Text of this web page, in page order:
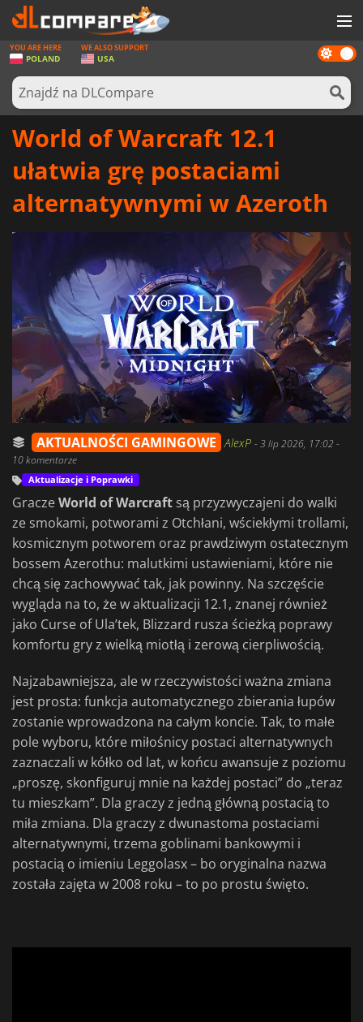
GRY
KARTY DO GIER
OPROGRAMOWANIE
SPRZĘT KOMPUTEROWY
Dark
mode
YOU ARE HERE
POLAND
WE ALSO SUPPORT
USA
World of Warcraft 12.1
ułatwia grę postaciami
alternatywnymi w Azeroth
AKTUALNOŚCI GAMINGOWE AlexP -3 lip 2026, 17:02 -
10 komentarze
Aktualizacje i Poprawki
GraczeWorld of Warcraft są przyzwyczajeni do walki
ze smokami, potworami z Otchłani, wściekłymi trollami,
kosmicznym potworem oraz prawdziwym ostatecznym
bossem Azerothu: malutkimi ustawieniami, które nie
chcą się zachowywać tak, jak powinny. Na szczęście
wygląda na to, że w aktualizacji 12.1, znanej również
jako Curse of Ula’tek, Blizzard rusza ścieżką poprawy
komfortu gry z wielką miotłą i zerową cierpliwością.
Najzabawniejsza, ale w rzeczywistości ważna zmiana
jest prosta: funkcja automatycznego zbierania łupów
zostanie wprowadzona na całym koncie. Tak, to małe
pole wyboru, które miłośnicy postaci alternatywnych
zaznaczali w kółko od lat, w końcu awansuje z poziomu
„proszę, skonfiguruj mnie na każdej postaci” do „teraz
tu mieszkam”. Dla graczy z jedną główną postacią to
miła zmiana. Dla graczy z dwunastoma postaciami
alternatywnymi, trzema goblinami bankowymi i
postacią o imieniu Leggolasx – bo oryginalna nazwa
została zajęta w 2008 roku – to po prostu święto.